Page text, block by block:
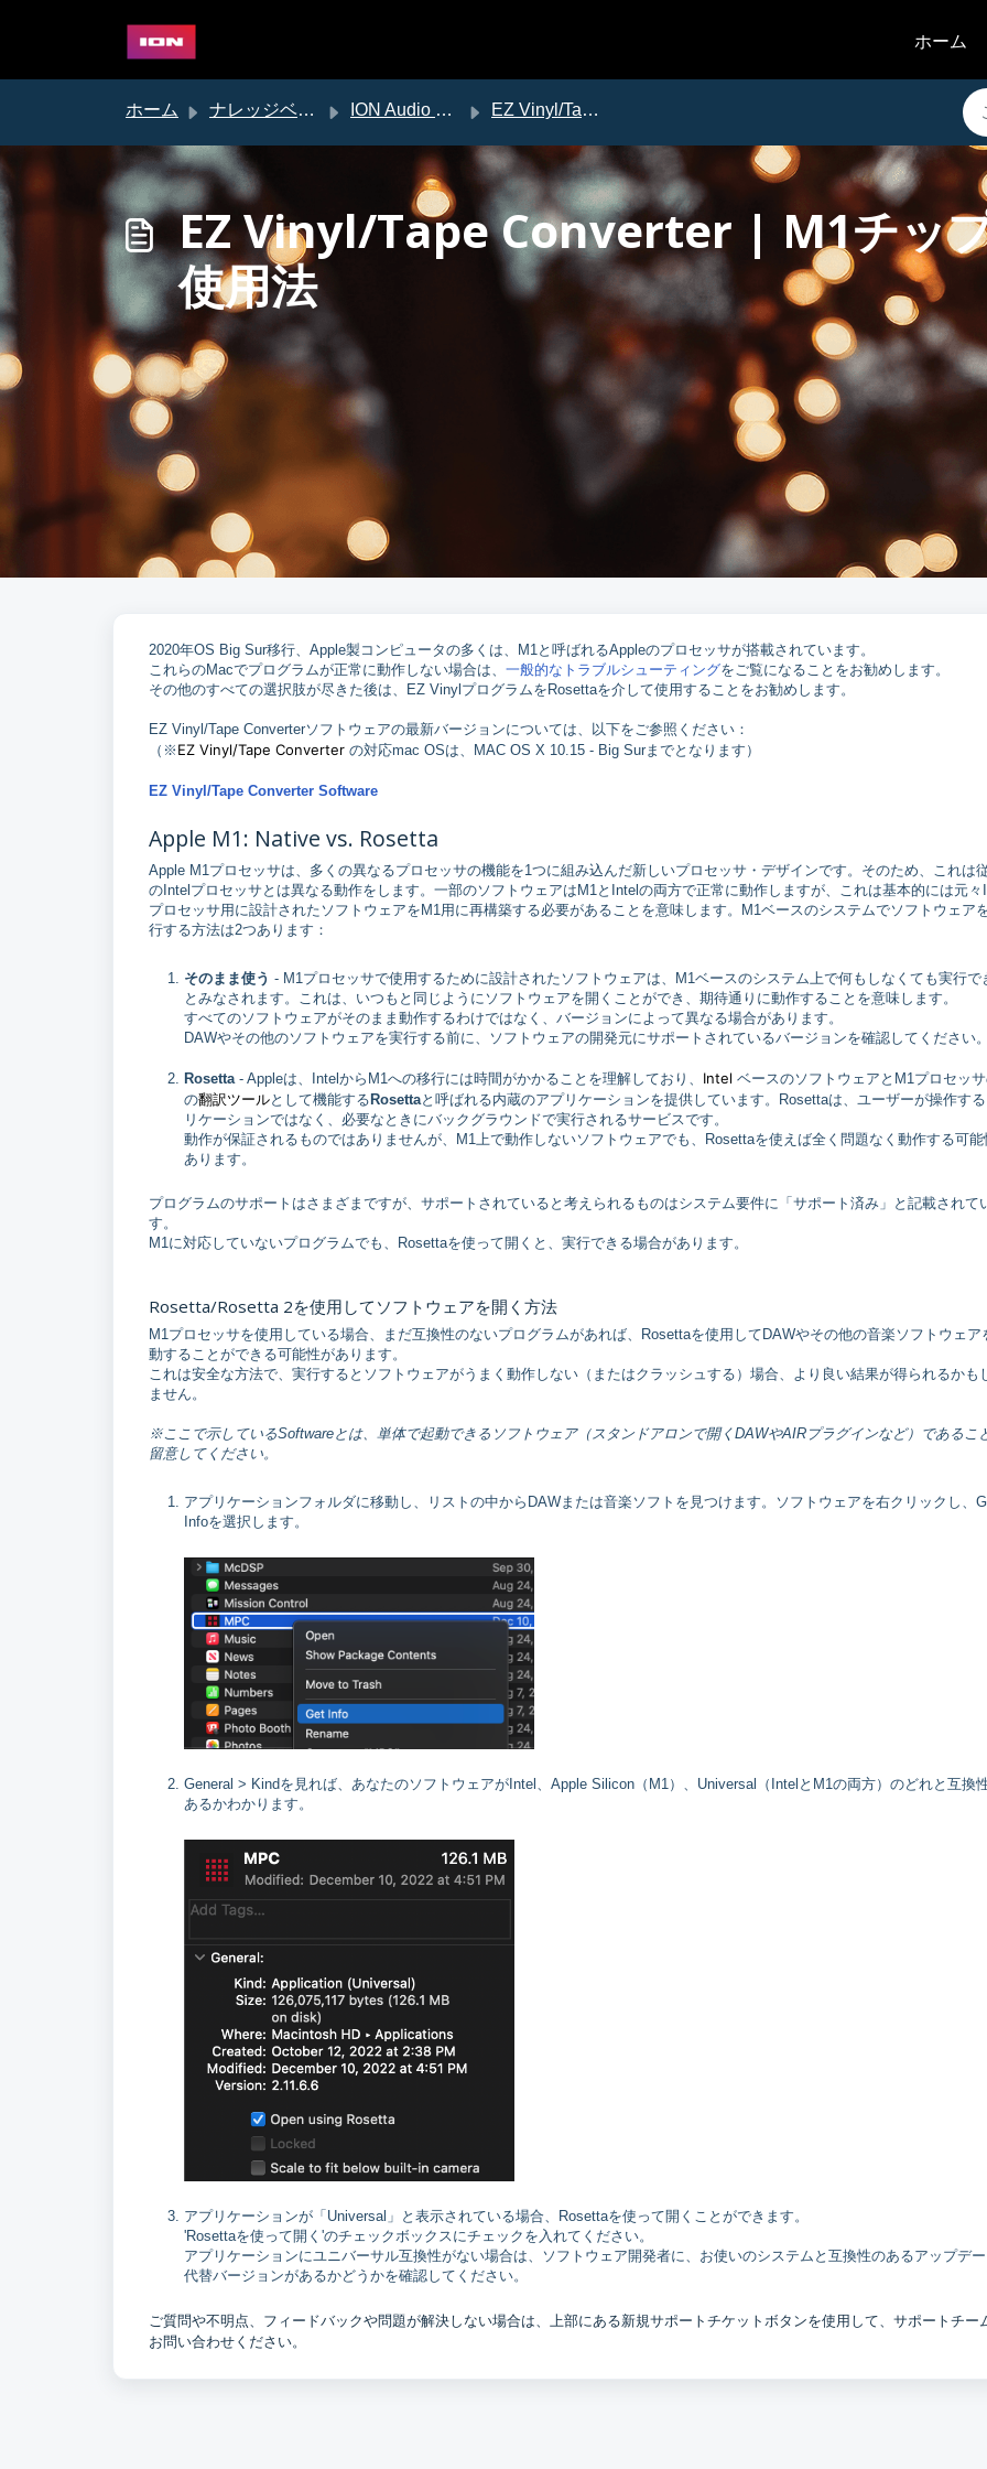
ホーム
ホーム ナレッジベース ION Audio サポート EZ Vinyl/Tape Converter
EZ Vinyl/Tape Converter | M1チッ
使用法
2020年OS Big Sur移行、Apple製コンピュータの多くは、M1と呼ばれるAppleのプロセッサが搭載されています。
これらのMacでプログラムが正常に動作しない場合は、 一般的なトラブルシューティングをご覧になることをお勧めします。
その他のすべての選択肢が尽きた後は、EZ VinylプログラムをRosettaを介して使用することをお勧めします。
EZ Vinyl/Tape Converterソフトウェアの最新バージョンについては、以下をご参照ください：
（※ EZ Vinyl/Tape Converter の対応mac OSは、MAC OS X 10.15 - Big Surまでとなります）
EZ Vinyl/Tape Converter Software
Apple M1: Native vs. Rosetta
Apple M1プロセッサは、多くの異なるプロセッサの機能を1つに組み込んだ新しいプロセッサ・デザインです。そのため、これは
のIntelプロセッサとは異なる動作をします。一部のソフトウェアはM1とIntelの両方で正常に動作しますが、これは基本的には元々
プロセッサ用に設計されたソフトウェアをM1用に再構築する必要があることを意味します。M1ベースのシステムでソフトウェア
行する方法は2つあります：
そのまま使う - M1プロセッサで使用するために設計されたソフトウェアは、M1ベースのシステム上で何もしなくても実行で
とみなされます。これは、いつもと同じようにソフトウェアを開くことができ、期待通りに動作することを意味します。
すべてのソフトウェアがそのまま動作するわけではなく、バージョンによって異なる場合があります。
DAWやその他のソフトウェアを実行する前に、ソフトウェアの開発元にサポートされているバージョンを確認してください
Rosetta - Appleは、IntelからM1への移行には時間がかかることを理解しており、 Intel ベースのソフトウェアとM1プロセッ
の翻訳ツールとして機能する Rosettaと呼ばれる内蔵のアプリケーションを提供しています。Rosettaは、ユーザーが操作す
リケーションではなく、必要なときにバックグラウンドで実行されるサービスです。
動作が保証されるものではありませんが、M1上で動作しないソフトウェアでも、Rosettaを使えば全く問題なく動作する可能
あります。
プログラムのサポートはさまざまですが、サポートされていると考えられるものはシステム要件に「サポート済み」と記載されて
す。
M1に対応していないプログラムでも、Rosettaを使って開くと、実行できる場合があります。
Rosetta/Rosetta 2を使用してソフトウェアを開く方法
M1プロセッサを使用している場合、まだ互換性のないプログラムがあれば、Rosettaを使用してDAWやその他の音楽ソフトウェア
動することができる可能性があります。
これは安全な方法で、実行するとソフトウェアがうまく動作しない（またはクラッシュする）場合、より良い結果が得られるかも
ません。
※ここで示しているSoftwareとは、単体で起動できるソフトウェア（スタンドアロンで開くDAWやAIRプラグインなど）であるこ
留意してください。
アプリケーションフォルダに移動し、リストの中からDAWまたは音楽ソフトを見つけます。ソフトウェアを右クリックし、
Infoを選択します。
General > Kindを見れば、あなたのソフトウェアがIntel、Apple Silicon（M1）、Universal（IntelとM1の両方）のどれと互換
あるかわかります。
アプリケーションが「Universal」と表示されている場合、Rosettaを使って開くことができます。
'Rosettaを使って開く'のチェックボックスにチェックを入れてください。
アプリケーションにユニバーサル互換性がない場合は、ソフトウェア開発者に、お使いのシステムと互換性のあるアップデ
代替バージョンがあるかどうかを確認してください。
ご質問や不明点、フィードバックや問題が解決しない場合は、上部にある新規サポートチケットボタンを使用して、サポートチー
お問い合わせください。